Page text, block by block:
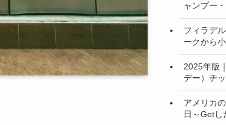
ャンプー
フィラデ
ークから
2025年版
デー）チ
アメリカ
日～Getし